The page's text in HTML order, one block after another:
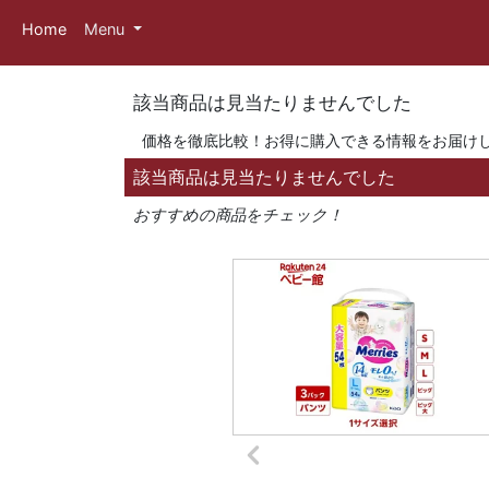
Home Menu
該当商品は見当たりませんでした
価格を徹底比較！お得に購入できる情報をお届け
該当商品は見当たりませんでした
おすすめの商品をチェック！